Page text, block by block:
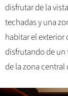
disfrutar de la
techadas y una
habitar el exterior
disfrutando de
de la zona central